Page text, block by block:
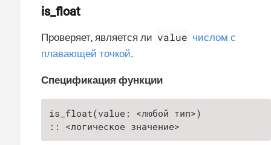
is_float
Проверяет, является ли value числом с
плавающей точкой.
Спецификация функции
is_float(value: <любой тип>)
:: <логическое значение>